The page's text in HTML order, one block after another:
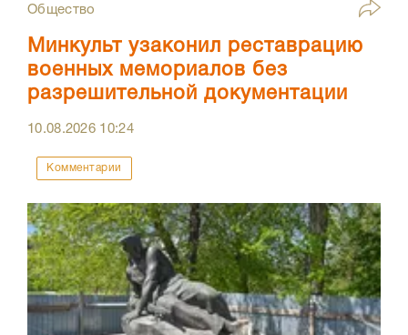
Общество
Минкульт узаконил реставрацию
военных мемориалов без
разрешительной документации
10.08.2026 10:24
Комментарии